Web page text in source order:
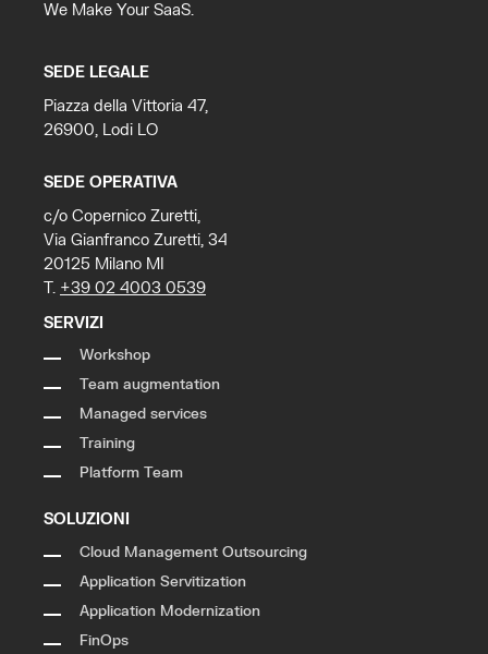
We Make Your SaaS.
SEDE LEGALE
Piazza della Vittoria 47,
26900, Lodi LO
SEDE OPERATIVA
c/o Copernico Zuretti,
Via Gianfranco Zuretti, 34
20125 Milano MI
T. +39 02 4003 0539
SERVIZI
Workshop
Team augmentation
Managed services
Training
Platform Team
SOLUZIONI
Cloud Management Outsourcing
Application Servitization
Application Modernization
FinOps